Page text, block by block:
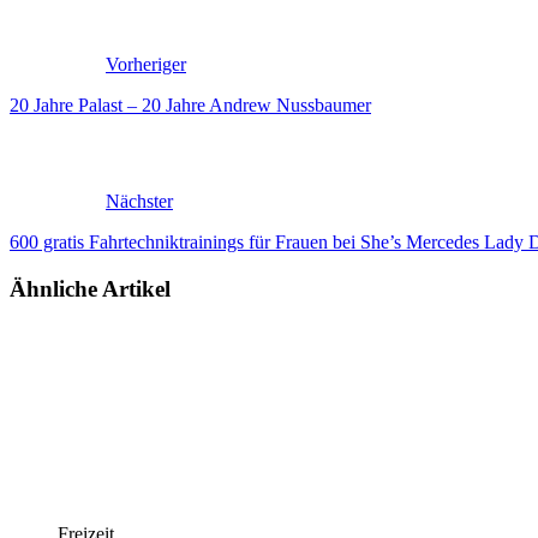
Vorheriger
20 Jahre Palast – 20 Jahre Andrew Nussbaumer
Nächster
600 gratis Fahrtechniktrainings für Frauen bei She’s Mercedes Lady
Ähnliche Artikel
Freizeit